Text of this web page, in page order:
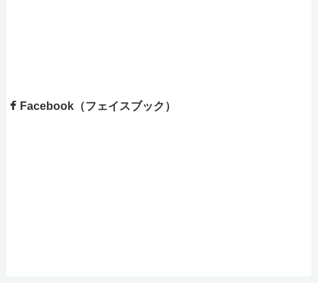
Facebook（フェイスブック）